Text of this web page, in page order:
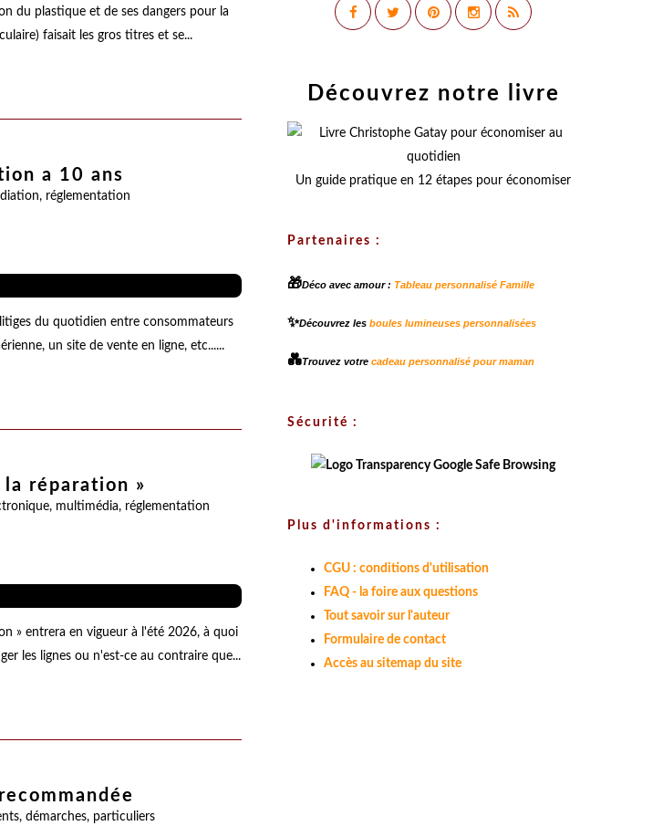
du plastique et de ses dangers pour la
faisait les gros titres et se...
a 10 ans
, réglementation
du quotidien entre consommateurs
un site de vente en ligne, etc......
réparation »
, multimédia, réglementation
» entrera en vigueur à l'été 2026, à quoi
les lignes ou n'est-ce au contraire que...
, démarches, particuliers
Découvrez notre livre
Un guide pratique en 12 étapes pour économiser
Partenaires :
🎁Déco avec amour : Tableau personnalisé Famille
✨Découvrez les boules lumineuses personnalisées
💑Trouvez votre cadeau personnalisé pour maman
Sécurité :
Plus d'informations :
CGU : conditions d'utilisation
FAQ - la foire aux questions
Tout savoir sur l'auteur
Formulaire de contact
Accès au sitemap du site